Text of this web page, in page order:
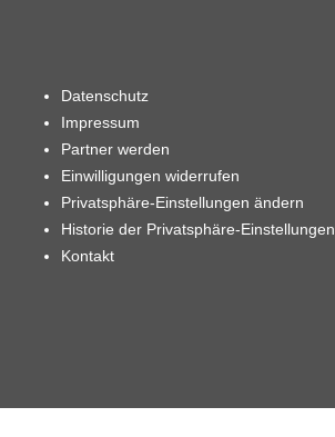
Datenschutz
Impressum
Partner werden
Einwilligungen widerrufen
Privatsphäre-Einstellungen ändern
Historie der Privatsphäre-Einstellungen
Kontakt